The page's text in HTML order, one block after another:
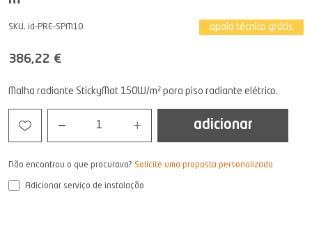
SKU. id-PRE-SPM10 apoio técnico grátis
386,22 €
Malha radiante StickyMat 150W/m² para piso radiante elétrico.
1 adicionar
Não encontrou o que procurava? Solicite uma proposta personalizada
Adicionar serviço de instalação